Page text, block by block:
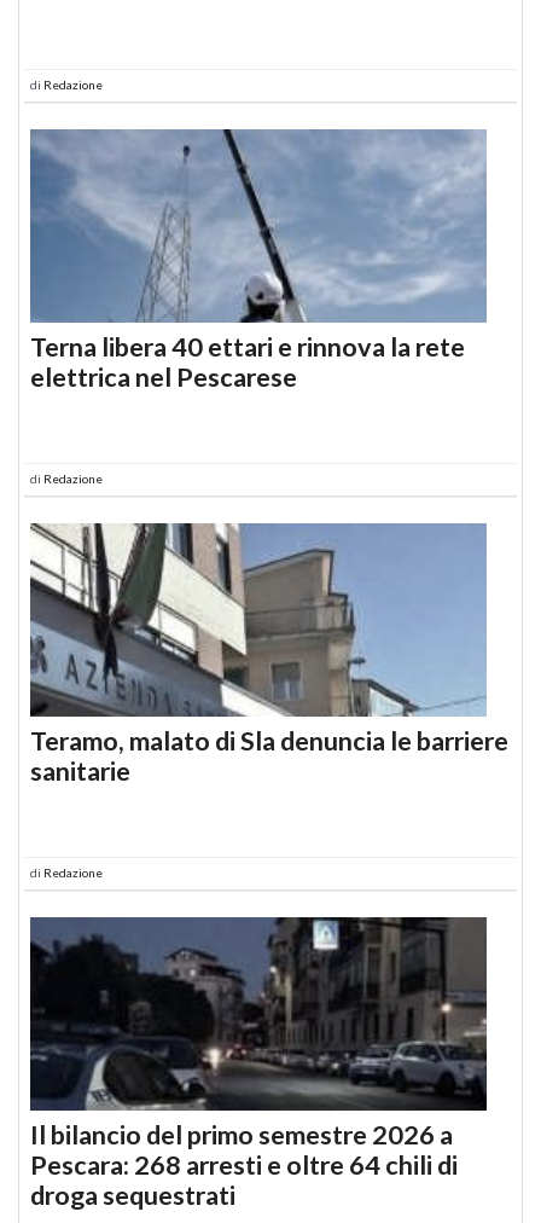
di Redazione
Terna libera 40 ettari e rinnova la rete
elettrica nel Pescarese
di Redazione
Teramo, malato di Sla denuncia le barriere
sanitarie
di Redazione
Il bilancio del primo semestre 2026 a
Pescara: 268 arresti e oltre 64 chili di
droga sequestrati